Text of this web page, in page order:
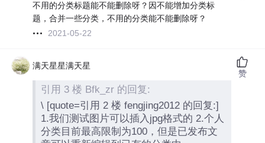
不用的分类标题能不能删除呀？因不能增加分类标
题，合并一些分类，不用的分类能不能删除呀？
2021-05-22
满天星星满天星
引用 3 楼 Bfk_zr 的回复:
\ [quote=引用 2 楼 fengjing2012 的回复:]
1.我们测试图片可以插入jpg格式的 2.个人
分类目前最高限制为100，但是已发布文
赞